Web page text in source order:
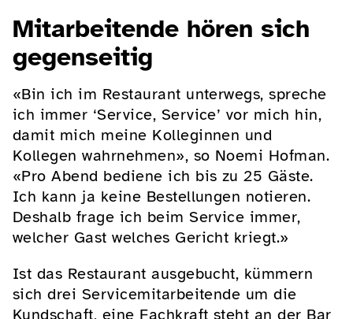
Mitarbeitende hören sich
gegenseitig
«Bin ich im Restaurant unterwegs, spreche
ich immer ‘Service, Service’ vor mich hin,
damit mich meine Kolleginnen und
Kollegen wahrnehmen», so Noemi Hofman.
«Pro Abend bediene ich bis zu 25 Gäste.
Ich kann ja keine Bestellungen notieren.
Deshalb frage ich beim Service immer,
welcher Gast welches Gericht kriegt.»
Ist das Restaurant ausgebucht, kümmern
sich drei Servicemitarbeitende um die
Kundschaft, eine Fachkraft steht an der Bar